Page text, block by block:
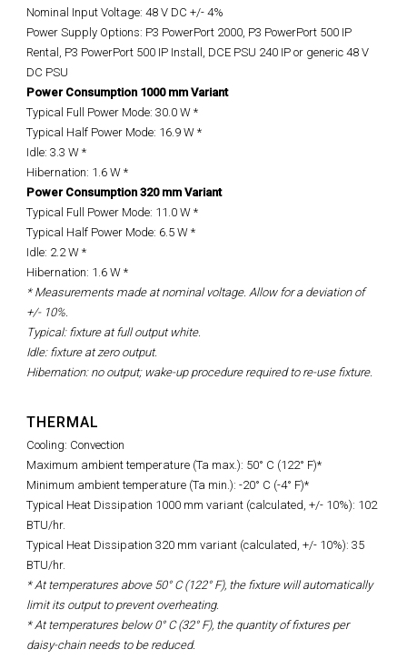
Nominal Input Voltage: 48 V DC +/- 4%
Power Supply Options: P3 PowerPort 2000, P3 PowerPort 500 IP
Rental, P3 PowerPort 500 IP Install, DCE PSU 240 IP or generic 48 V
DC PSU
Power Consumption 1000 mm Variant
Typical Full Power Mode: 30.0 W *
Typical Half Power Mode: 16.9 W *
Idle: 3.3 W *
Hibernation: 1.6 W *
Power Consumption 320 mm Variant
Typical Full Power Mode: 11.0 W *
Typical Half Power Mode: 6.5 W *
Idle: 2.2 W *
Hibernation: 1.6 W *
* Measurements made at nominal voltage. Allow for a deviation of
+/- 10%.
Typical: fixture at full output white.
Idle: fixture at zero output.
Hibernation: no output; wake-up procedure required to re-use fixture.
THERMAL
Cooling: Convection
Maximum ambient temperature (Ta max.): 50° C (122° F)*
Minimum ambient temperature (Ta min.): -20° C (-4° F)*
Typical Heat Dissipation 1000 mm variant (calculated, +/- 10%): 102
BTU/hr.
Typical Heat Dissipation 320 mm variant (calculated, +/- 10%): 35
BTU/hr.
* At temperatures above 50° C (122° F), the fixture will automatically
limit its output to prevent overheating.
* At temperatures below 0° C (32° F), the quantity of fixtures per
daisy-chain needs to be reduced.